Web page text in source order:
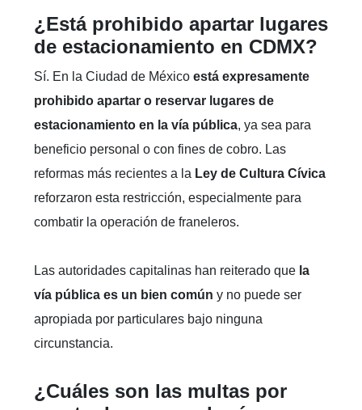
¿Está prohibido apartar lugares
de estacionamiento en CDMX?
Sí. En la Ciudad de México está expresamente
prohibido apartar o reservar lugares de
estacionamiento en la vía pública, ya sea para
beneficio personal o con fines de cobro. Las
reformas más recientes a la Ley de Cultura Cívica
reforzaron esta restricción, especialmente para
combatir la operación de franeleros.
Las autoridades capitalinas han reiterado que la
vía pública es un bien común y no puede ser
apropiada por particulares bajo ninguna
circunstancia.
¿Cuáles son las multas por